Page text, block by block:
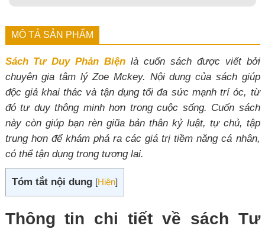
MÔ TẢ SẢN PHẨM
Sách Tư Duy Phản Biện là cuốn sách được viết bởi
chuyên gia tâm lý Zoe Mckey. Nội dung của sách giúp
độc giả khai thác và tận dụng tối đa sức mạnh trí óc, từ
đó tư duy thông minh hơn trong cuộc sống. Cuốn sách
này còn giúp bạn rèn giũa bản thân kỷ luật, tự chủ, tập
trung hơn để khám phá ra các giá trị tiềm năng cá nhân,
có thể tận dụng trong tương lai.
Tóm tắt nội dung [Hiện]
Thông tin chi tiết về sách Tư